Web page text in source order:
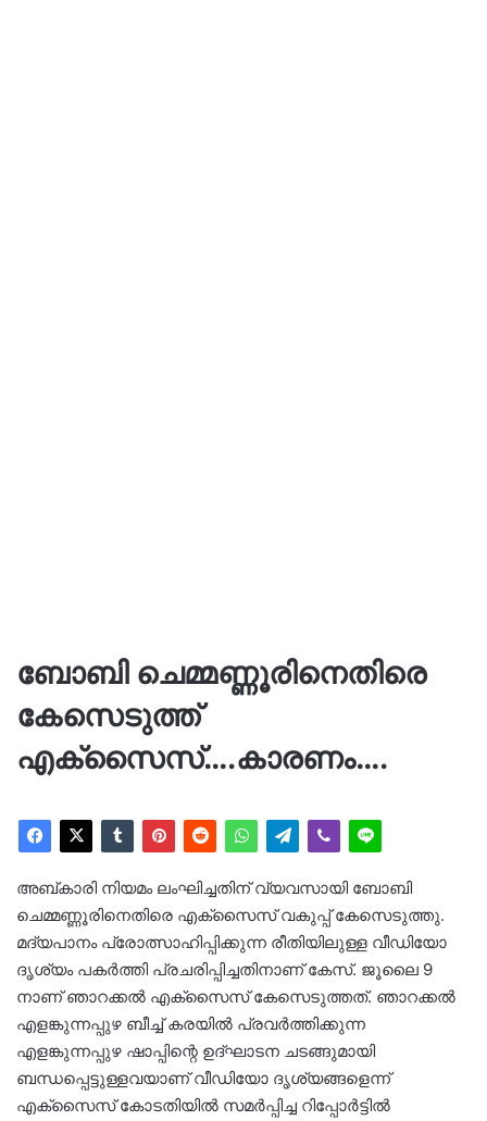
ബോബി ചെമ്മണ്ണൂരിനെതിരെ
കേസെടുത്ത്
എക്‌സൈസ്….കാരണം….
അബ്കാരി നിയമം ലംഘിച്ചതിന് വ്യവസായി ബോബി
ചെമ്മണ്ണൂരിനെതിരെ എക്‌സൈസ് വകുപ്പ് കേസെടുത്തു.
മദ്യപാനം പ്രോത്സാഹിപ്പിക്കുന്ന രീതിയിലുള്ള വീഡിയോ
ദൃശ്യം പകര്‍ത്തി പ്രചരിപ്പിച്ചതിനാണ് കേസ്. ജൂലൈ 9
നാണ് ഞാറക്കല്‍ എക്‌സൈസ് കേസെടുത്തത്. ഞാറക്കല്‍
എളങ്കുന്നപ്പുഴ ബീച്ച് കരയില്‍ പ്രവര്‍ത്തിക്കുന്ന
എളങ്കുന്നപ്പുഴ ഷാപ്പിന്റെ ഉദ്ഘാടന ചടങ്ങുമായി
ബന്ധപ്പെട്ടുള്ളവയാണ് വീഡിയോ ദൃശ്യങ്ങളെന്ന്
എക്‌സൈസ് കോടതിയില്‍ സമര്‍പ്പിച്ച റിപ്പോര്‍ട്ടില്‍